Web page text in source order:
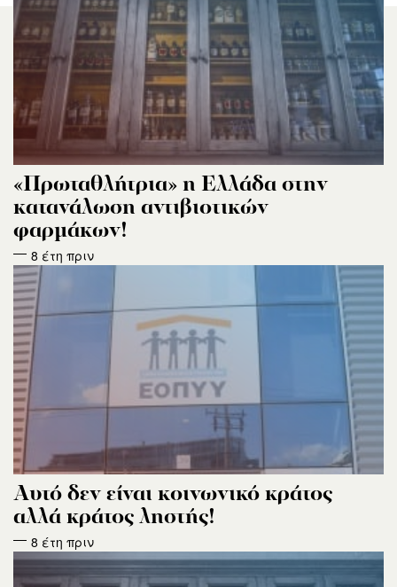
«Πρωταθλήτρια» η Ελλάδα στην
κατανάλωση αντιβιοτικών
φαρμάκων!
8 έτη πριν
Αυτό δεν είναι κοινωνικό κράτος
αλλά κράτος ληστής!
8 έτη πριν